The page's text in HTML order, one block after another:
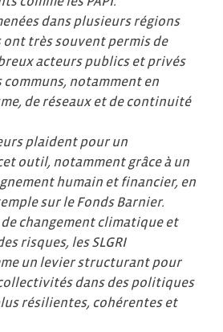
dans plusieurs régions
ont très souvent permis de
acteurs publics et privés
notamment en
de réseaux et de continuité
plaident pour un
outil, notamment grâce à un
humain et financier, en
sur le Fonds Barnier.
changement climatique et
risques, les SLGRI
un levier structurant pour
dans des politiques
résilientes, cohérentes et